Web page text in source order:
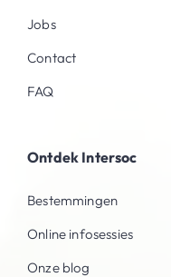
Jobs
Contact
FAQ
Ontdek Intersoc
Bestemmingen
Online infosessies
Onze blog